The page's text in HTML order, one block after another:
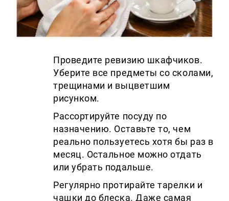
Проведите ревизию шкафчиков.
Уберите все предметы со сколами,
трещинами и выцветшим
рисунком.
Рассортируйте посуду по
назначению. Оставьте то, чем
реально пользуетесь хотя бы раз в
месяц. Остальное можно отдать
или убрать подальше.
Регулярно протирайте тарелки и
чашки до блеска. Даже самая